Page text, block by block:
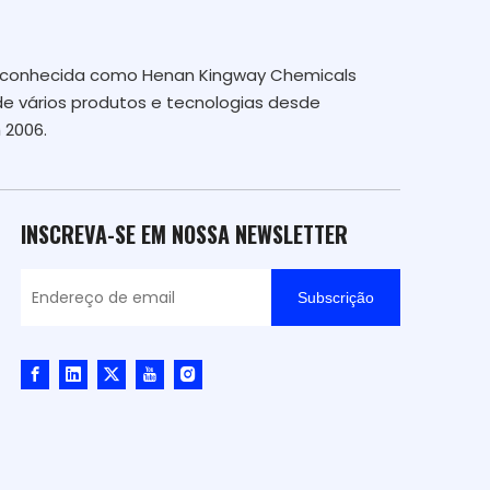
como Henan Kingway Chemicals
vários produtos e tecnologias desde
INSCREVA-SE EM NOSSA NEWSLETTER
Subscrição